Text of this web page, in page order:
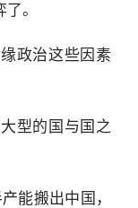
。
政治这些因素
型的国与国之
能搬出中国，